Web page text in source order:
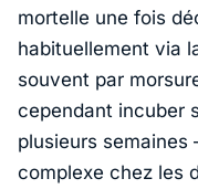
mortelle une fois
habituellement via
souvent par
cependant incuber
plusieurs
complexe chez les